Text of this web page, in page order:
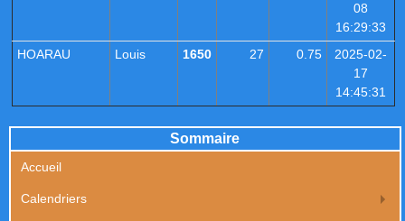
08
16:29:33
HOARAU
Louis 1650 27 0.75
2025-02-
17
14:45:31
Sommaire
Accueil
Calendriers